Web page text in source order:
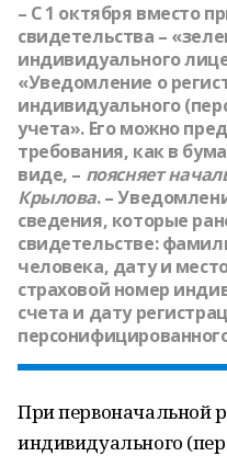
– С 1 октября вместо
свидетельства –
индивидуального
«Уведомление о
индивидуального
учета». Его можно
требования, как в
виде, – поясняет
Крылова. –
сведения, которые
свидетельстве:
человека, дату и
страховой номер
счета и дату
При первоначальной
индивидуального